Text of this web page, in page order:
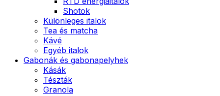
Shotok
Különleges italok
Tea és matcha
Kávé
Egyéb italok
Gabonák és gabonapelyhek
Kásák
Tészták
Granola